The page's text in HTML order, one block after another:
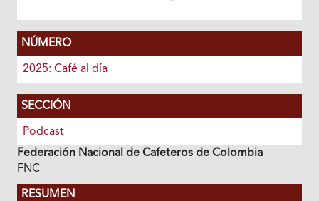
NÚMERO
2025: Café al día
SECCIÓN
Podcast
Federación Nacional de Cafeteros de Colombia
FNC
RESUMEN